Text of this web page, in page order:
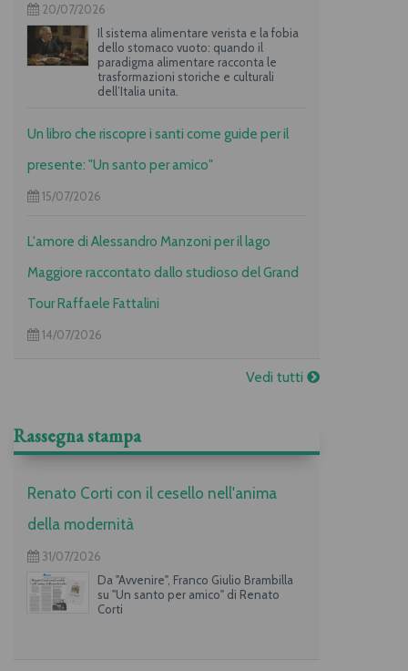
20/07/2026
Il sistema alimentare verista e la fobia
dello stomaco vuoto: quando il
paradigma alimentare racconta le
trasformazioni storiche e culturali
dell’Italia unita.
Un libro che riscopre i santi come guide per il
presente: "Un santo per amico"
15/07/2026
L'amore di Alessandro Manzoni per il lago
Maggiore raccontato dallo studioso del Grand
Tour Raffaele Fattalini
14/07/2026
Vedi tutti
Rassegna stampa
Renato Corti con il cesello nell'anima
della modernità
31/07/2026
Da "Avvenire", Franco Giulio Brambilla
su "Un santo per amico" di Renato
Corti